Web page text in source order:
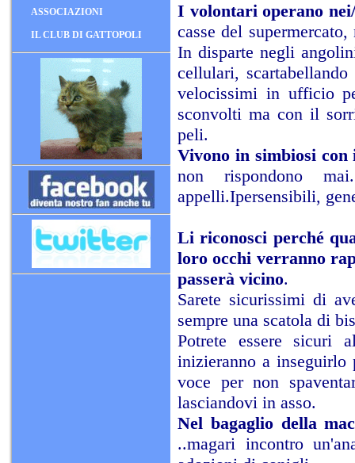
ASSOCIAZIONI
IL CLUB DI GATTOPOLI
I volontari operano
casse del
In disparte negli
cellulari,
velocissimi in ufficio
sconvolti ma con il
peli.
Vivono in simbiosi
non rispondono
appelli.Ipersensibili,
Li riconosci perché
loro occhi verranno
passerà vicino.
Sarete sicurissimi di
sempre una scatola di
Potrete essere sicuri
inizieranno a inseguirlo
voce per non
lasciandovi in asso.
Nel bagaglio della
..magari incontro